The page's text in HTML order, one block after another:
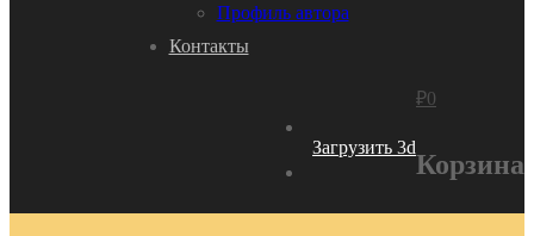
Профиль автора
Контакты
Загрузить 3d
₽0
Корзина